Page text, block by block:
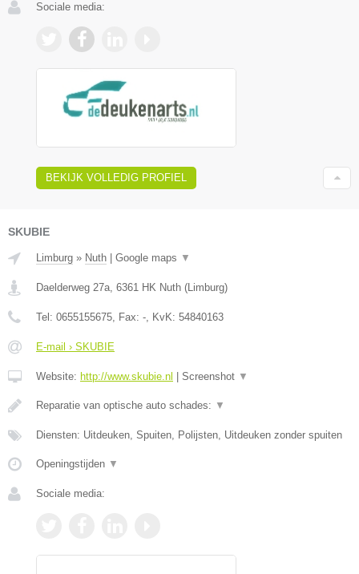
Sociale media:
BEKIJK VOLLEDIG PROFIEL
SKUBIE
Limburg » Nuth Google maps ▼
Daelderweg 27a, 6361 HK Nuth (Limburg)
Tel: 0655155675, Fax: -, KvK: 54840163
E-mail › SKUBIE
Website: http://www.skubie.nl Screenshot ▼
Reparatie van optische auto schades: ▼
Diensten: Uitdeuken, Spuiten, Polijsten, Uitdeuken zonder spuiten
Openingstijden ▼
Sociale media: